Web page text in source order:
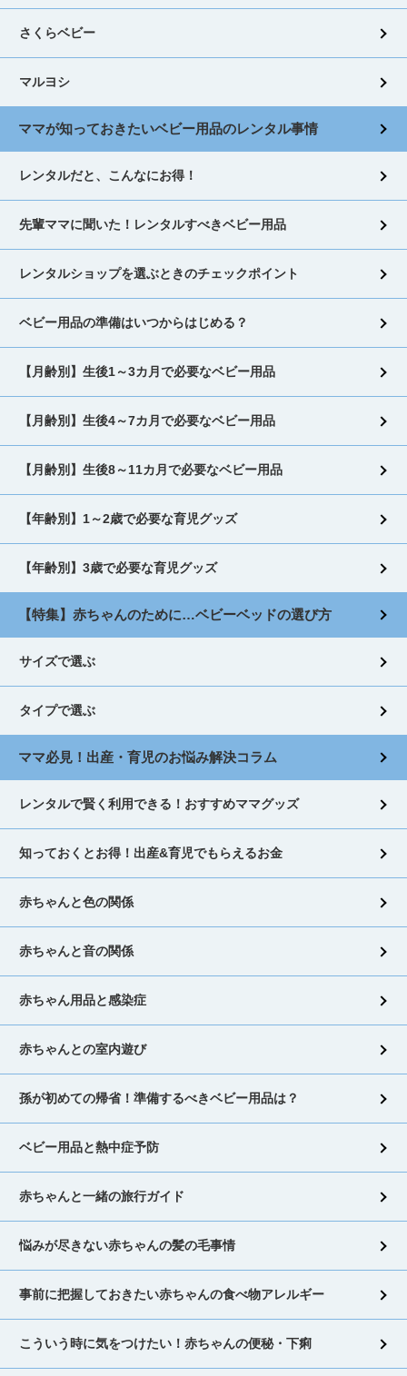
さくらベビー
マルヨシ
ママが知っておきたいベビー用品のレンタル事情
レンタルだと、こんなにお得！
先輩ママに聞いた！レンタルすべきベビー用品
レンタルショップを選ぶときのチェックポイント
ベビー用品の準備はいつからはじめる？
【月齢別】生後1～3カ月で必要なベビー用品
【月齢別】生後4～7カ月で必要なベビー用品
【月齢別】生後8～11カ月で必要なベビー用品
【年齢別】1～2歳で必要な育児グッズ
【年齢別】3歳で必要な育児グッズ
【特集】赤ちゃんのために…ベビーベッドの選び方
サイズで選ぶ
タイプで選ぶ
ママ必見！出産・育児のお悩み解決コラム
レンタルで賢く利用できる！おすすめママグッズ
知っておくとお得！出産&育児でもらえるお金
赤ちゃんと色の関係
赤ちゃんと音の関係
赤ちゃん用品と感染症
赤ちゃんとの室内遊び
孫が初めての帰省！準備するべきベビー用品は？
ベビー用品と熱中症予防
赤ちゃんと一緒の旅行ガイド
悩みが尽きない赤ちゃんの髪の毛事情
事前に把握しておきたい赤ちゃんの食べ物アレルギー
こういう時に気をつけたい！赤ちゃんの便秘・下痢